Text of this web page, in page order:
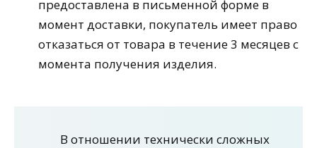
предоставлена в письменной форме в
момент доставки, покупатель имеет право
отказаться от товара в течение 3 месяцев с
момента получения изделия.
В отношении технически сложных